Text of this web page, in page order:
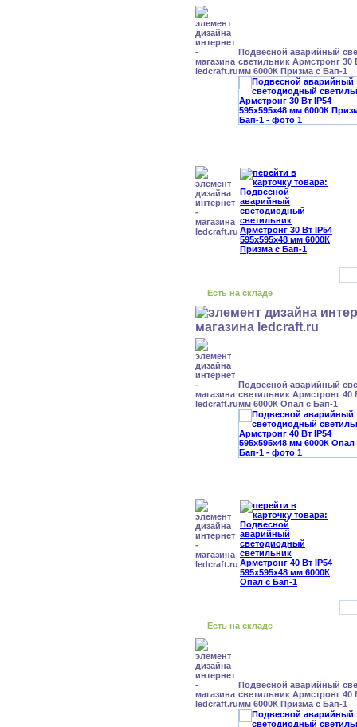
Подвесной аварийный
светильник Армстронг 30
мм 6000К Призма с Бап-1
Есть на складе
Подвесной аварийный
светильник Армстронг 40
мм 6000К Опал с Бап-1
Есть на складе
Подвесной аварийный
светильник Армстронг 40
мм 6000К Призма с Бап-1